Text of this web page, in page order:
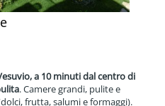
a 10 minuti dal centro di
. Camere grandi, pulite e
frutta, salumi e formaggi).